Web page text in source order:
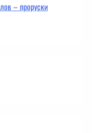
– проруски